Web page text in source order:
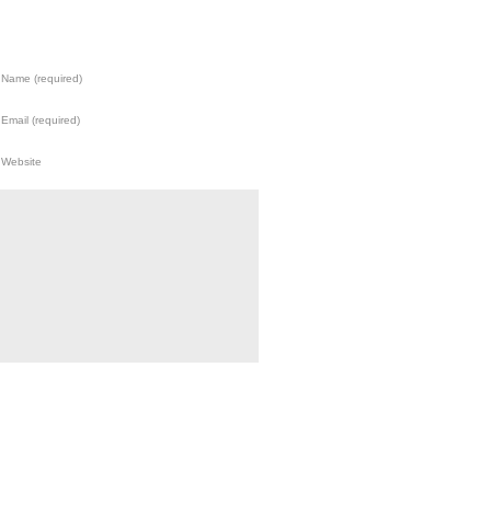
Name (required)
Email (required)
Website